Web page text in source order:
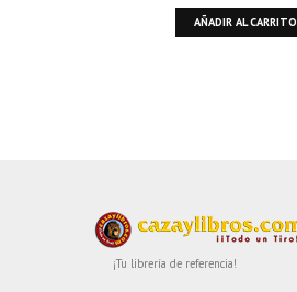
AÑADIR AL CARRITO
¡Tu librería de referencia!